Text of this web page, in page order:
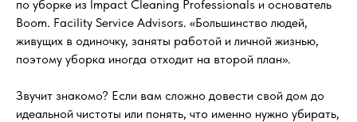
по уборке из Impact Cleaning Professionals и основатель
Boom. Facility Service Advisors. «Большинство людей,
живущих в одиночку, заняты работой и личной жизнью,
поэтому уборка иногда отходит на второй план».
Звучит знакомо? Если вам сложно довести свой дом до
идеальной чистоты или понять, что именно нужно убирать,